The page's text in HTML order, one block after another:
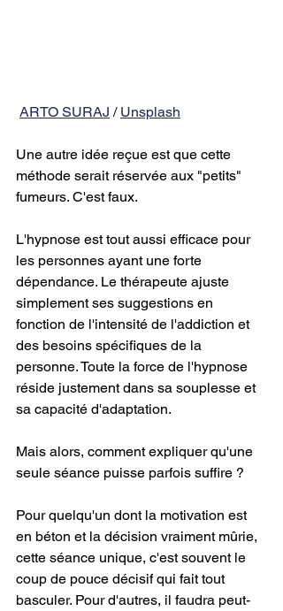
ARTO SURAJ / Unsplash
Une autre idée reçue est que cette
méthode serait réservée aux "petits"
fumeurs. C'est faux.
L'hypnose est tout aussi efficace pour
les personnes ayant une forte
dépendance. Le thérapeute ajuste
simplement ses suggestions en
fonction de l'intensité de l'addiction et
des besoins spécifiques de la
personne. Toute la force de l'hypnose
réside justement dans sa souplesse et
sa capacité d'adaptation.
Mais alors, comment expliquer qu'une
seule séance puisse parfois suffire ?
Pour quelqu'un dont la motivation est
en béton et la décision vraiment mûrie,
cette séance unique, c'est souvent le
coup de pouce décisif qui fait tout
basculer. Pour d'autres, il faudra peut-